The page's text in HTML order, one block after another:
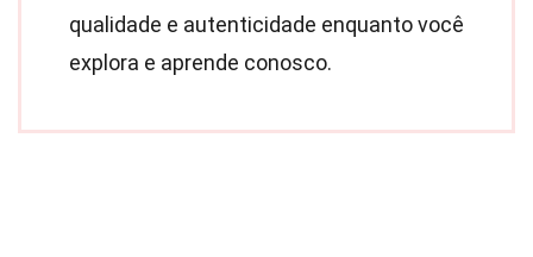
qualidade e autenticidade enquanto você
explora e aprende conosco.